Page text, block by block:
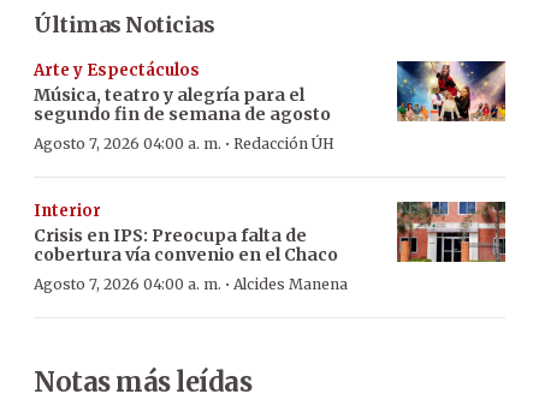
Últimas Noticias
Arte y Espectáculos
Música, teatro y alegría para el
segundo fin de semana de agosto
Agosto 7, 2026 04:00 a. m. · Redacción ÚH
Interior
Crisis en IPS: Preocupa falta de
cobertura vía convenio en el Chaco
Agosto 7, 2026 04:00 a. m. · Alcides Manena
Notas más leídas